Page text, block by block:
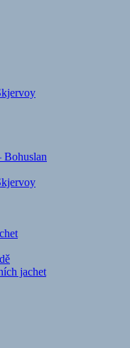
Bohuslan
jachet